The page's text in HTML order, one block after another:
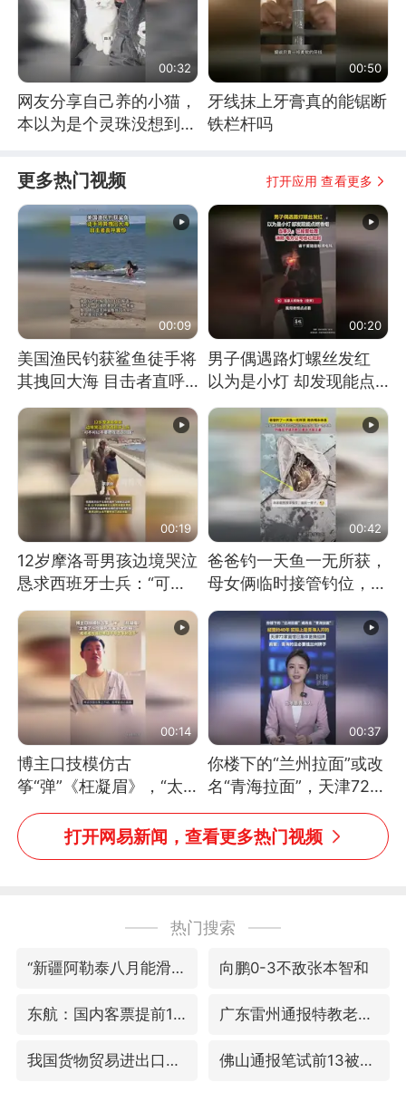
00:32
网友分享自己养的小猫，
本以为是个灵珠没想到是
00:50
牙线抹上牙膏真的能锯断
铁栏杆吗
更多热门视频 打开应用 查看更多
00:09
美国渔民钓获鲨鱼徒手将
其拽回大海 目击者直呼
震惊 （视频来源：参考
消息）
00:20
男子偶遇路灯螺丝发红
以为是小灯 却发现能点
燃香烟 当事人：已报警
处理
00:19
12岁摩洛哥男孩边境哭泣
恳求西班牙士兵：“可不
可以不要把我遣返回国”
00:42
爸爸钓一天鱼一无所获，
母女俩临时接管钓位，用
玩具鱼竿钓上大鱼
00:14
博主口技模仿古
筝“弹”《枉凝眉》，“太
像了～你是吃古筝长大的
吗？”“或将成为首位考级
不带古筝的选手。”（来
00:37
你楼下的“兰州拉面”或改
名“青海拉面”，天津72家
面馆已集体更换招牌
打开网易新闻，查看更多热门视频
热门搜索
“新疆阿勒泰八月能滑雪”不实 向鹏0-3不敌张本智和
东航：国内客票提前14天免费退改 广东雷州通报特教老师招聘违规事件
我国货物贸易进出口超30万亿元 佛山通报笔试前13被淘汰后5名进体检